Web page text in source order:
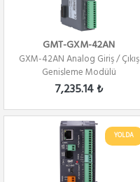
GMT-GXM-42AN
GXM-42AN Analog Giriş / Çıkış
Genişleme Modülü
7,235.14 ₺
YOLDA